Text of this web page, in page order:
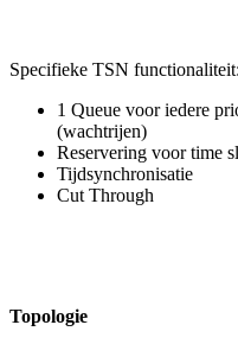
Specifieke TSN functionaliteit:
1 Queue voor iedere
(wachtrijen)
Reservering voor time
Tijdsynchronisatie
Cut Through
Topologie